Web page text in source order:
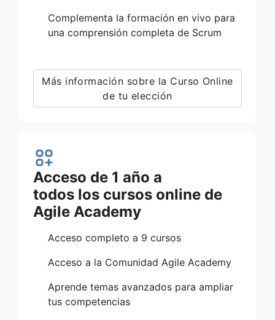
Complementa la formación en vivo para
una comprensión completa de Scrum
Más información sobre la Curso Online
de tu elección
Acceso de 1 año a
todos los cursos online de
Agile Academy
Acceso completo a 9 cursos
Acceso a la Comunidad Agile Academy
Aprende temas avanzados para ampliar
tus competencias